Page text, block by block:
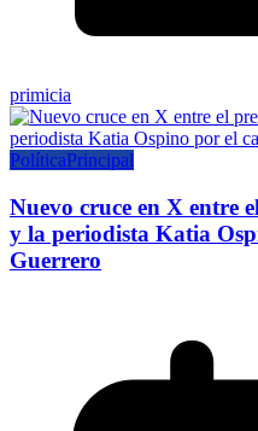
primicia
PolíticaPrincipal
Nuevo cruce en X entre
y la periodista Katia
Guerrero